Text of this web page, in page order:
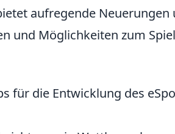
aufregende Neuerungen
und Möglichkeiten zum
für die Entwicklung des